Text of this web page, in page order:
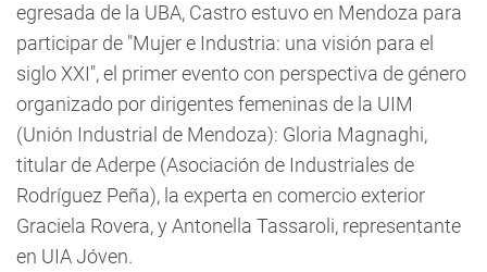
egresada de la UBA, Castro estuvo en Mendoza para
participar de "Mujer e Industria: una visión para el
siglo XXI", el primer evento con perspectiva de género
organizado por dirigentes femeninas de la UIM
(Unión Industrial de Mendoza): Gloria Magnaghi,
titular de Aderpe (Asociación de Industriales de
Rodríguez Peña), la experta en comercio exterior
Graciela Rovera, y Antonella Tassaroli, representante
en UIA Jóven.